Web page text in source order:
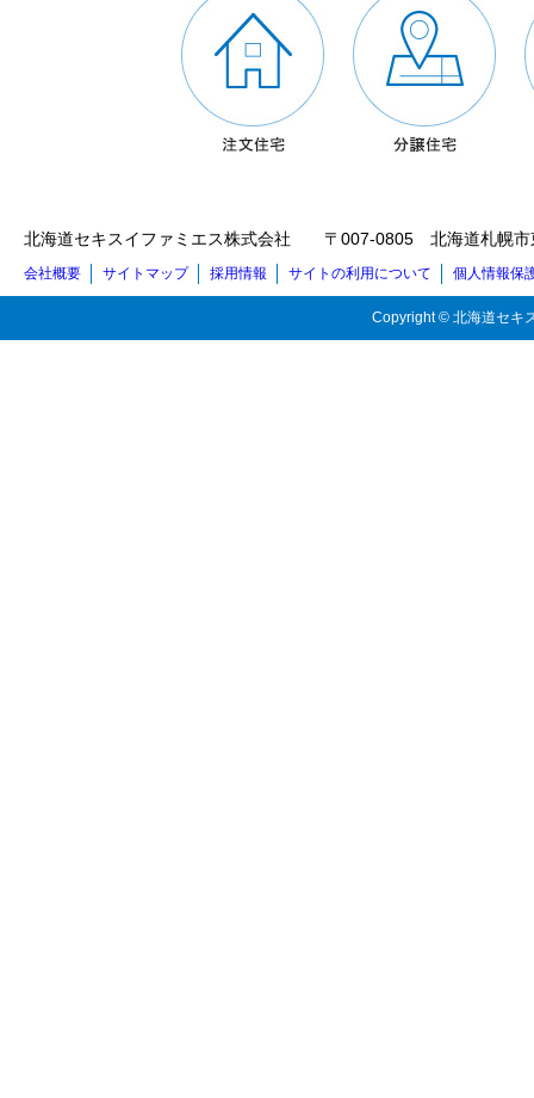
北海道セキスイファミエス株式会社 〒007-0805 北海道札幌
会社概要 サイトマップ 採用情報 サイトの利用について 個人情報保
Copyright © 北海道セキ